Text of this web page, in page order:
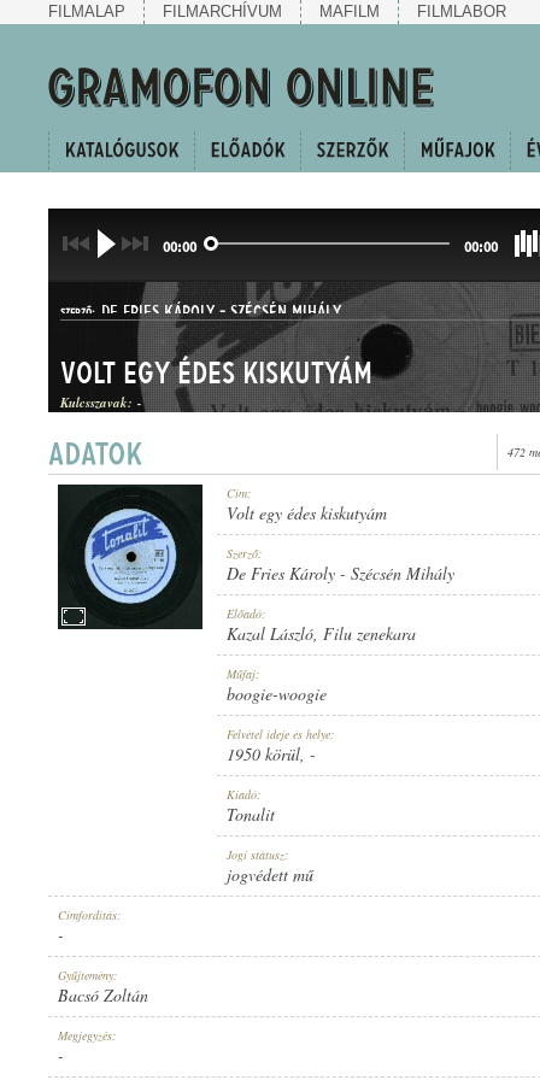
FILMALAP FILMARCHÍVUM MAFILM FILMLABOR
00:00 00:00
SZERZŐ: DE FRIES KÁROLY- SZÉCSÉN MIHÁLY
BOOGIE-WOOGIE
1950 KÖRÜL
LEMEZSZÁM:
Volt egy édes kiskutyám
Kulcsszavak: -
472
Cím:
Volt egy édes kiskutyám
Szerző:
De Fries Károly - Szécsén Mihály
Előadó:
Kazal László, Filu zenekara
Műfaj:
boogie-woogie
Felvétel ideje és helye:
1950 körül, -
Kiadó:
Tonalit
Jogi státusz:
jogvédett mű
Címfordítás:
-
Gyűjtemény:
Bacsó Zoltán
Megjegyzés:
-